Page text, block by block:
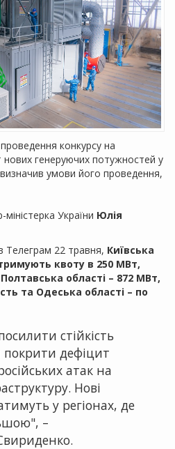
конкурсу на
генеруючих потужностей у
умови його проведення,
України Юлія
Телеграм 22 травня, Київська
квоту в 250 МВт,
області – 872 МВт,
та Одеська області – по
стійкість
покрити дефіцит
атак на
Нові
у регіонах, де
–